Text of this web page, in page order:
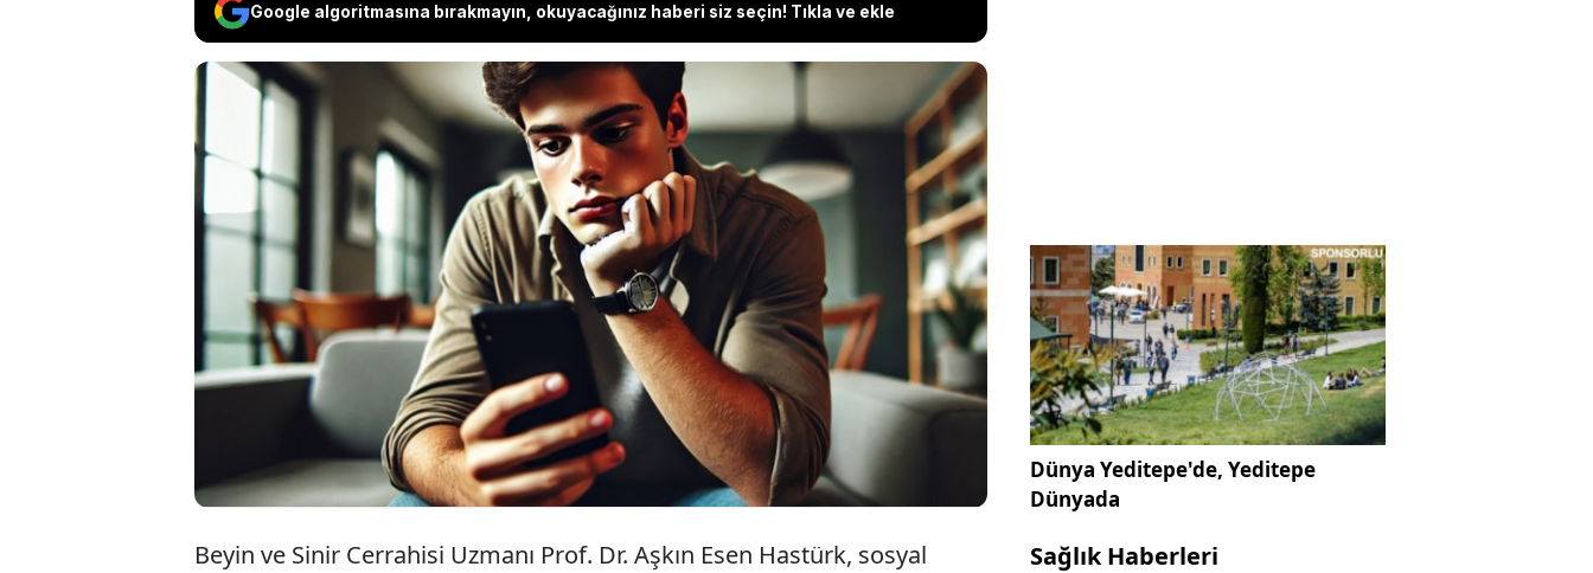
Google algoritmasına bırakmayın, okuyacağınız haberi siz seçin! Tıkla ve ekle
Sosyal medyanın yoğun ve kontrolsüz kullanımı, özellikle çocuk
ve ergen bireylerin entelektüel gelişimini tehdit ediyor. 'Beyin
çürümesi' olarak adlandırılan bu durum, insan ilişkilerinde
zayıflama ve zihinsel fonksiyonlarda gerilemeye yol açıyor.
Beyin ve Sinir Cerrahisi Uzmanı Prof. Dr. Aşkın Esen Hastürk, sosyal
Dünya Yeditepe'de, Yeditepe
Dünyada
Sağlık Haberleri